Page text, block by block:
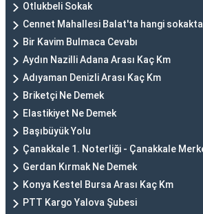
Otlukbeli Sokak
Cennet Mahallesi Balat'ta hangi
Bir Kavim Bulmaca Cevabı
Aydın Nazilli Adana Arası Kaç Km
Adıyaman Denizli Arası Kaç Km
Briketçi Ne Demek
Elastikiyet Ne Demek
Başıbüyük Yolu
Çanakkale 1. Noterliği - Çanakkale
Gerdan Kırmak Ne Demek
Konya Kestel Bursa Arası Kaç Km
PTT Kargo Yalova Şubesi